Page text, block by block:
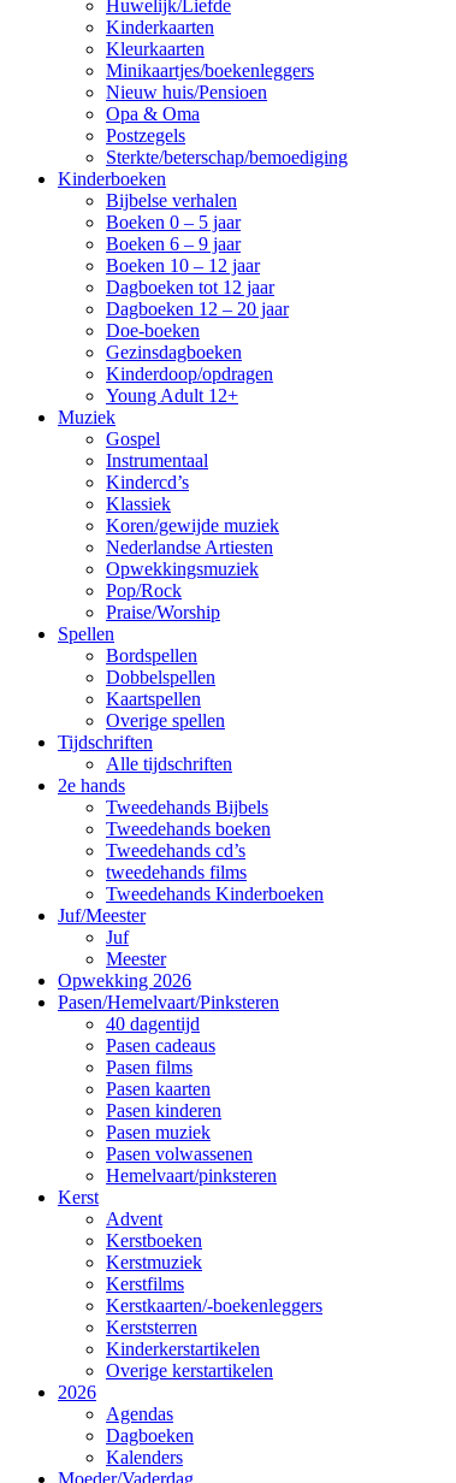
Huwelijk/Liefde
Kinderkaarten
Kleurkaarten
Minikaartjes/boekenleggers
Nieuw huis/Pensioen
Opa & Oma
Postzegels
Sterkte/beterschap/bemoediging
Kinderboeken
Bijbelse verhalen
Boeken 0 – 5 jaar
Boeken 6 – 9 jaar
Boeken 10 – 12 jaar
Dagboeken tot 12 jaar
Dagboeken 12 – 20 jaar
Doe-boeken
Gezinsdagboeken
Kinderdoop/opdragen
Young Adult 12+
Muziek
Gospel
Instrumentaal
Kindercd’s
Klassiek
Koren/gewijde muziek
Nederlandse Artiesten
Opwekkingsmuziek
Pop/Rock
Praise/Worship
Spellen
Bordspellen
Dobbelspellen
Kaartspellen
Overige spellen
Tijdschriften
Alle tijdschriften
2e hands
Tweedehands Bijbels
Tweedehands boeken
Tweedehands cd’s
tweedehands films
Tweedehands Kinderboeken
Juf/Meester
Juf
Meester
Opwekking 2026
Pasen/Hemelvaart/Pinksteren
40 dagentijd
Pasen cadeaus
Pasen films
Pasen kaarten
Pasen kinderen
Pasen muziek
Pasen volwassenen
Hemelvaart/pinksteren
Kerst
Advent
Kerstboeken
Kerstmuziek
Kerstfilms
Kerstkaarten/-boekenleggers
Kerststerren
Kinderkerstartikelen
Overige kerstartikelen
2026
Agendas
Dagboeken
Kalenders
Moeder/Vaderdag